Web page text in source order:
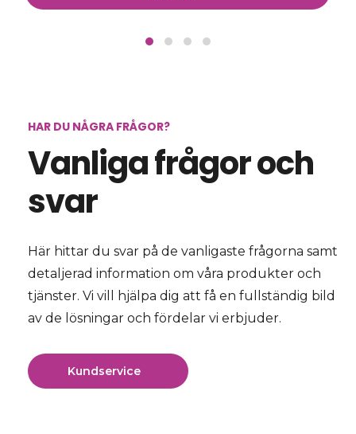
HAR DU NÅGRA FRÅGOR?
Vanliga frågor och
svar
Här hittar du svar på de vanligaste frågorna samt
detaljerad information om våra produkter och
tjänster. Vi vill hjälpa dig att få en fullständig bild
av de lösningar och fördelar vi erbjuder.
Kundservice